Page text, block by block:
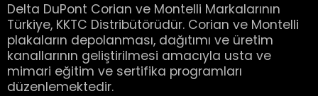
Delta DuPont Corian ve Montelli Markalarının
Türkiye, KKTC Distribütörüdür. Corian ve Montelli
plakaların depolanması, dağıtımı ve üretim
kanallarının geliştirilmesi amacıyla usta ve
mimari eğitim ve sertifika programları
düzenlemektedir.